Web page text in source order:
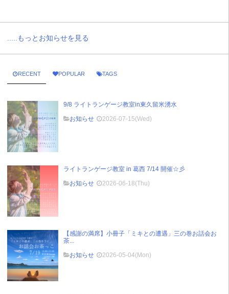
.....もっとお知らせを見る
RECENT POPULAR TAGS
9/8 ライトランゲージ教室in東久留米湧水
お知らせ
2026-07-15(Wed)
ライトランゲージ教室 in 葛西 7/14 開催☆彡
お知らせ
2026-06-18(Thu)
【感謝の満席】小冊子「ミキとの遭遇」三の巻お話会お
茶...
お知らせ
2026-05-04(Mon)